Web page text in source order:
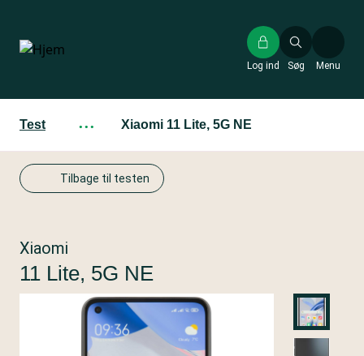
hovedindhold
Søg
Log ind Menu
Test ··· Xiaomi 11 Lite, 5G NE
Tilbage til testen
Xiaomi
11 Lite, 5G NE